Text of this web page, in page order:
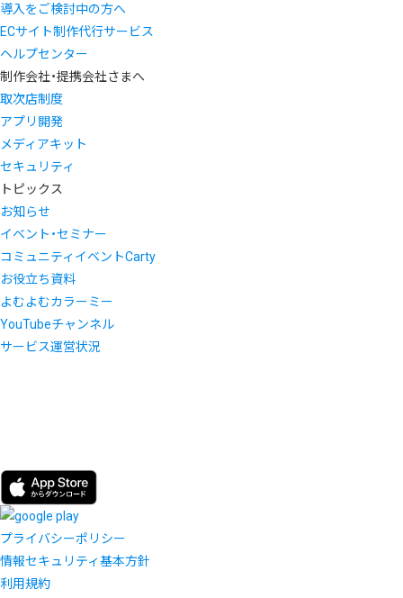
導入をご検討中の方へ
ECサイト制作代行サービス
ヘルプセンター
制作会社・提携会社さまへ
取次店制度
アプリ開発
メディアキット
セキュリティ
トピックス
お知らせ
イベント・セミナー
コミュニティイベントCarty
お役立ち資料
よむよむカラーミー
YouTubeチャンネル
サービス運営状況
プライバシーポリシー
情報セキュリティ基本方針
利用規約